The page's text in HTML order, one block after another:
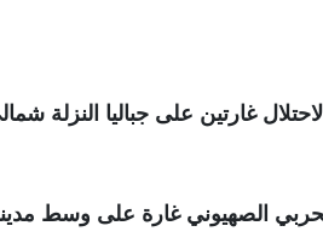
غارتين على جباليا النزلة
الصهيوني غارة على وسط